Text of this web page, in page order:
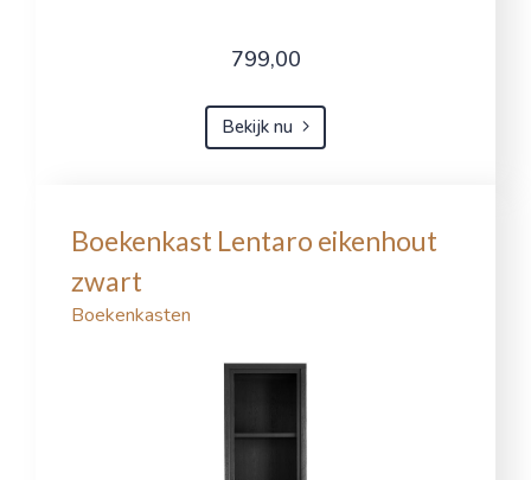
799,00
Bekijk nu
Boekenkast Lentaro eikenhout
zwart
Boekenkasten